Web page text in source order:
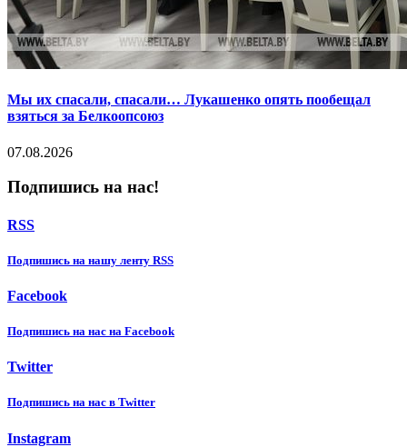
Мы их спасали, спасали… Лукашенко опять пообещал
взяться за Белкоопсоюз
07.08.2026
Подпишись на нас!
RSS
Подпишиcь на нашу ленту RSS
Facebook
Подпишиcь на нас на Facebook
Twitter
Подпишиcь на нас в Twitter
Instagram